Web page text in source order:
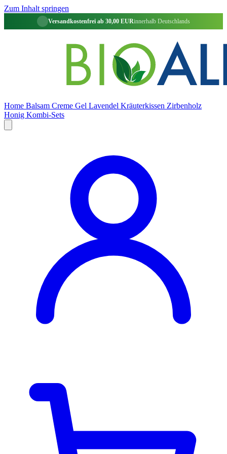
Zum Inhalt springen
Versandkostenfrei ab 30,00 EURinnerhalb Deutschlands
Home Balsam Creme Gel Lavendel Kräuterkissen Zirbenholz
Honig Kombi-Sets